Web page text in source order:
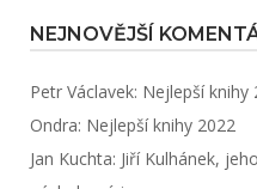
NEJNOVĚJŠÍ
Petr Václavek: Nejlepší knihy
Ondra: Nejlepší knihy 2022
Jan Kuchta: Jiří Kulhánek,